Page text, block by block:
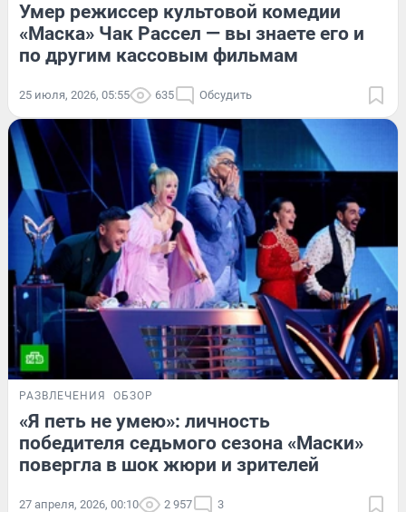
Умер режиссер культовой комедии
«Маска» Чак Рассел — вы знаете его и
по другим кассовым фильмам
25 июля, 2026, 05:55 635 Обсудить
РАЗВЛЕЧЕНИЯ ОБЗОР
«Я петь не умею»: личность
победителя седьмого сезона «Маски»
повергла в шок жюри и зрителей
27 апреля, 2026, 00:10 2 957 3